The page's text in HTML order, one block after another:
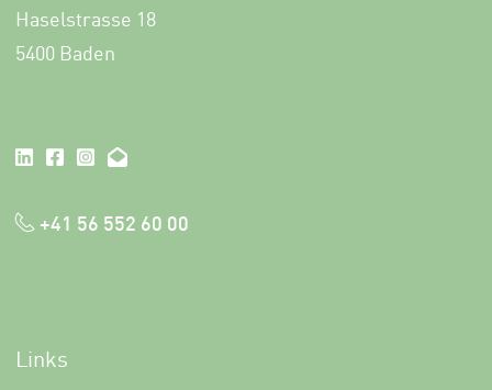
Haselstrasse 18
5400 Baden
+41 56 552 60 00
Links